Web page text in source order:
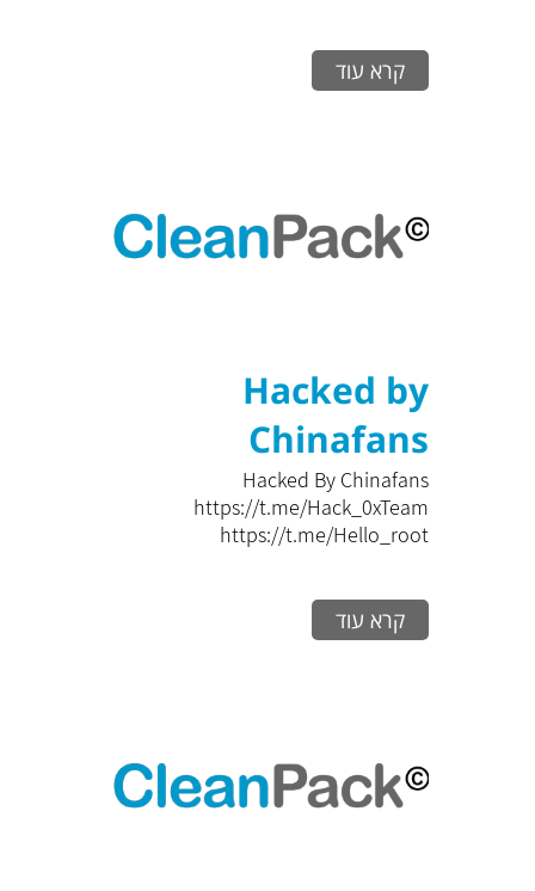
קרא עוד
Hacked by
Chinafans
Hacked By Chinafans
https://t.me/Hack_0xTeam
https://t.me/Hello_root
קרא עוד